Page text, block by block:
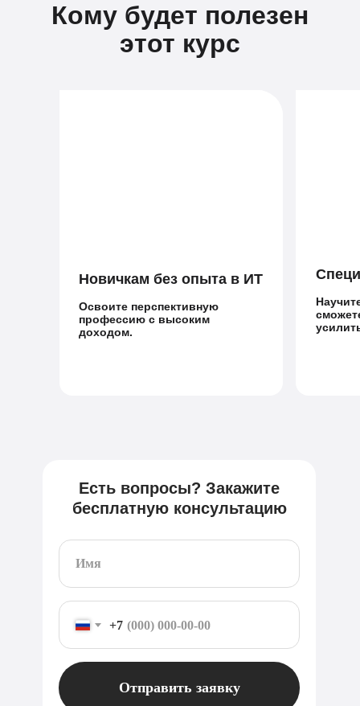
Кому будет полезен
этот курс
Новичкам без опыта в ИТ
Освоите перспективную
профессию с высоким
доходом.
+7
Отправить заявку
Есть вопросы? Закажите
бесплатную консультацию